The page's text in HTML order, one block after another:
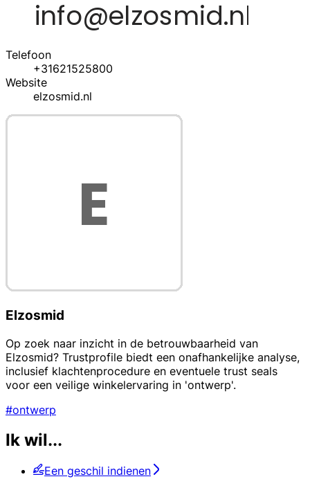
Telefoon
+31621525800
Website
elzosmid.nl
Elzosmid
Op zoek naar inzicht in de betrouwbaarheid van
Elzosmid? Trustprofile biedt een onafhankelijke analyse,
inclusief klachtenprocedure en eventuele trust seals
voor een veilige winkelervaring in 'ontwerp'.
#ontwerp
Ik wil...
Een geschil indienen